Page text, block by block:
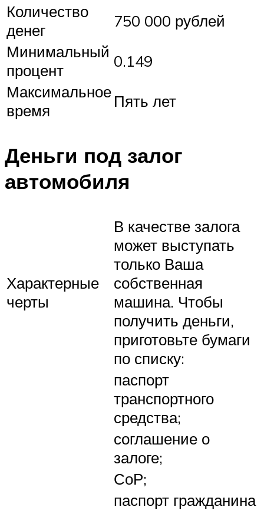
Количество
денег
750 000 рублей
Минимальный
процент
0.149
Максимальное
время
Пять лет
Деньги под залог
автомобиля
Характерные
черты
В качестве залога
может выступать
только Ваша
собственная
машина. Чтобы
получить деньги,
приготовьте бумаги
по списку:
паспорт
транспортного
средства;
соглашение о
залоге;
СоР;
паспорт гражданина